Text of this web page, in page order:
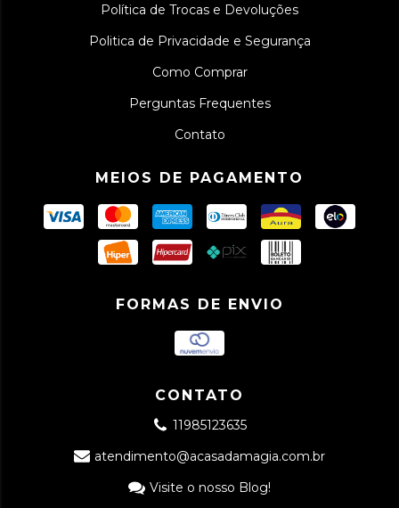
Política de Trocas e Devoluções
Politica de Privacidade e Segurança
Como Comprar
Perguntas Frequentes
Contato
MEIOS DE PAGAMENTO
FORMAS DE ENVIO
CONTATO
11985123635
atendimento@acasadamagia.com.br
Visite o nosso Blog!